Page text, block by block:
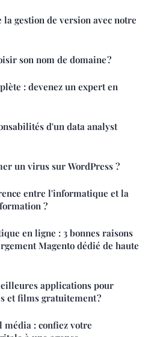
la gestion de version avec notre
son nom de domaine ?
: devenez un expert en
d'un data analyst
un virus sur WordPress ?
entre l'informatique et la
?
en ligne : 3 bonnes raisons
Magento dédié de haute
applications pour
et films gratuitement ?
média : confiez votre